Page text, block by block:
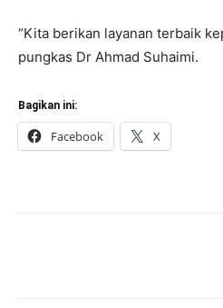
“Kita berikan layanan terbaik
pungkas Dr Ahmad Suhaimi.
Bagikan ini:
Facebook X